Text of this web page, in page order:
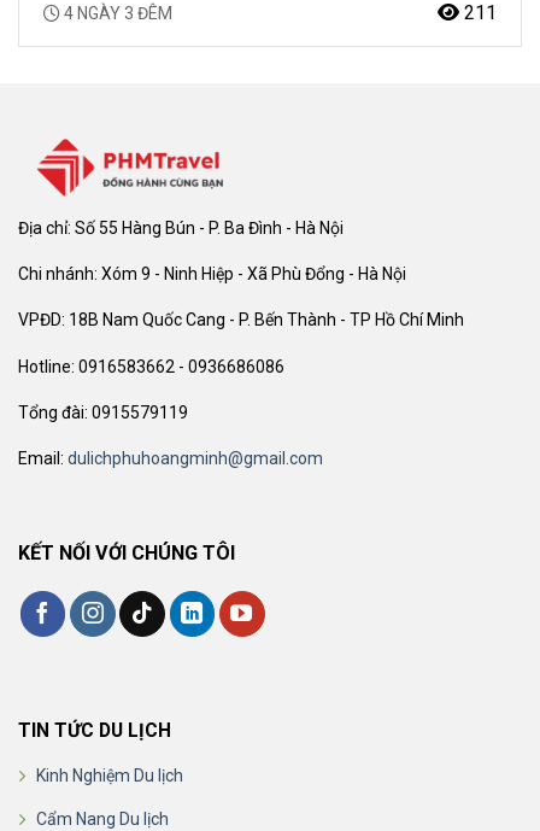
đến nay, mỗi…
4 NGÀY 3 ĐÊM 211
Địa chỉ: Số 55 Hàng Bún - P. Ba Đình - Hà Nội
Chi nhánh: Xóm 9 - Ninh Hiệp - Xã Phù Đổng - Hà Nội
VPĐD: 18B Nam Quốc Cang - P. Bến Thành - TP Hồ Chí Minh
Hotline: 0916583662 - 0936686086
Tổng đài: 0915579119
Email: dulichphuhoangminh@gmail.com
KẾT NỐI VỚI CHÚNG TÔI
TIN TỨC DU LỊCH
Kinh Nghiệm Du lịch
Cẩm Nang Du lịch